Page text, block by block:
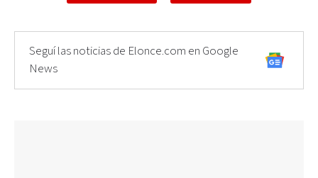
Seguí las noticias de Elonce.com en Google
News